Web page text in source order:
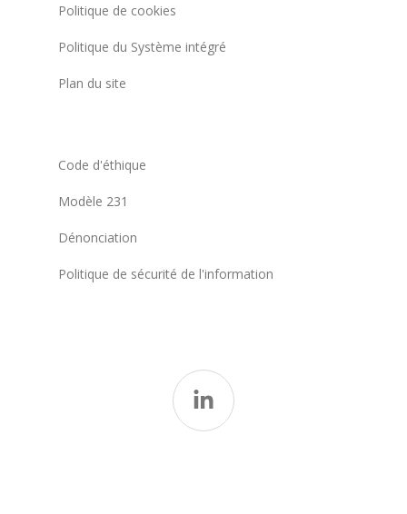
Politique de cookies
Politique du Système intégré
Plan du site
Code d'éthique
Modèle 231
Dénonciation
Politique de sécurité de l'information